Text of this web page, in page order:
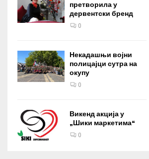
претворила у
дервентски бренд
0
Некадашњи војни
полицајци сутра на
окупу
0
Викенд акција у
„Шики маркетима“
0